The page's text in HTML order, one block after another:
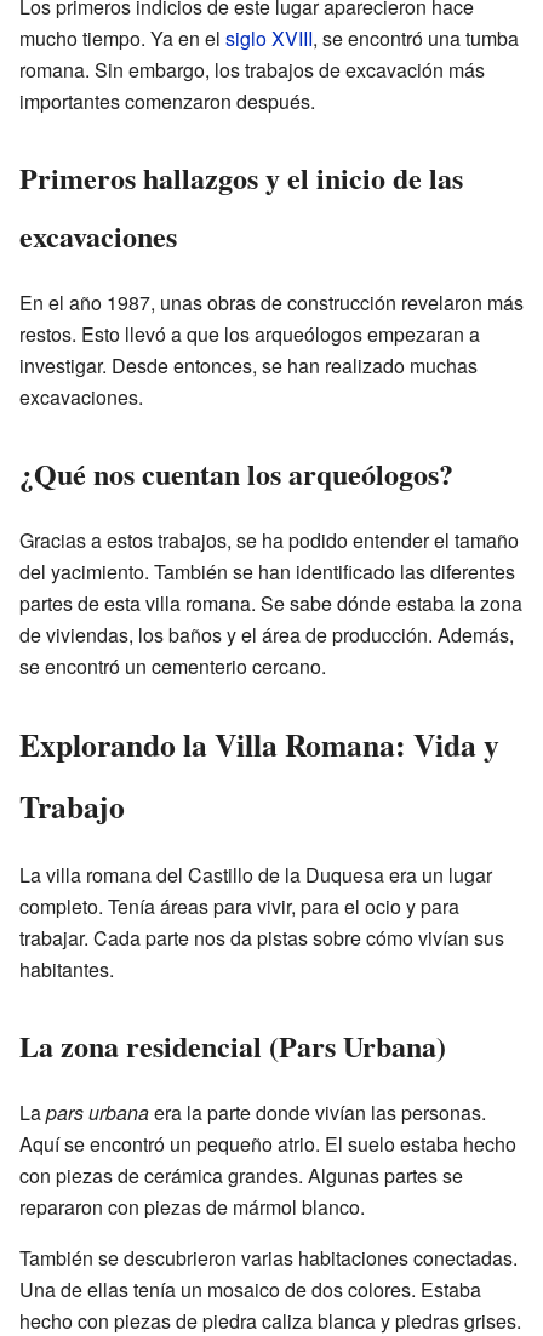
Los primeros indicios de este lugar aparecieron hace
mucho tiempo. Ya en el siglo XVIII, se encontró una tumba
romana. Sin embargo, los trabajos de excavación más
importantes comenzaron después.
Primeros hallazgos y el inicio de las
excavaciones
En el año 1987, unas obras de construcción revelaron más
restos. Esto llevó a que los arqueólogos empezaran a
investigar. Desde entonces, se han realizado muchas
excavaciones.
¿Qué nos cuentan los arqueólogos?
Gracias a estos trabajos, se ha podido entender el tamaño
del yacimiento. También se han identificado las diferentes
partes de esta villa romana. Se sabe dónde estaba la zona
de viviendas, los baños y el área de producción. Además,
se encontró un cementerio cercano.
Explorando la Villa Romana: Vida y
Trabajo
La villa romana del Castillo de la Duquesa era un lugar
completo. Tenía áreas para vivir, para el ocio y para
trabajar. Cada parte nos da pistas sobre cómo vivían sus
habitantes.
La zona residencial (Pars Urbana)
Lapars urbanaera la parte donde vivían las personas.
Aquí se encontró un pequeño atrio. El suelo estaba hecho
con piezas de cerámica grandes. Algunas partes se
repararon con piezas de mármol blanco.
También se descubrieron varias habitaciones conectadas.
Una de ellas tenía un mosaico de dos colores. Estaba
hecho con piezas de piedra caliza blanca y piedras grises.